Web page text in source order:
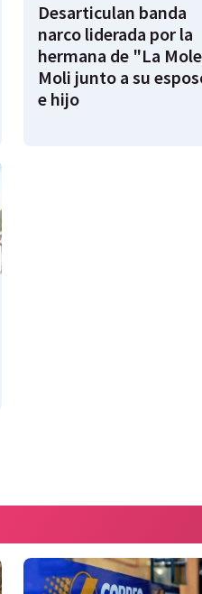
Desarticulan banda
narco liderada por la
hermana de "La
Moli junto a su
e hijo